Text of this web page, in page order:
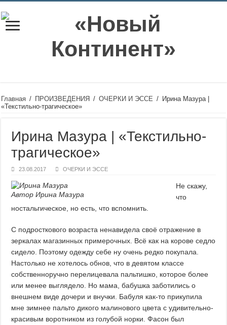
Главная / ПРОИЗВЕДЕНИЯ / ОЧЕРКИ И ЭССЕ / Ирина Мазура |
«Текстильно-трагическое»
Ирина Мазура | «Текстильно-
трагическое»
23.08.2017 ОЧЕРКИ И ЭССЕ
Автор Ирина Мазура
Не скажу,
что
ностальгическое, но есть, что вспомнить.
С подросткового возраста ненавидела своё отражение в
зеркалах магазинных примерочных. Всё как на корове седло
сидело. Поэтому одежду себе ну очень редко покупала.
Настолько не хотелось обнов, что в девятом классе
собственноручно перелицевала пальтишко, которое более
или менее выглядело. Но мама, бабушка заботились о
внешнем виде дочери и внучки. Бабуля как-то прикупила
мне зимнее пальто дикого малинового цвета с удивительно-
красивым воротником из голубой норки. Фасон был